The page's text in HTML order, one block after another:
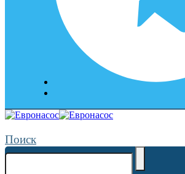
Поиск